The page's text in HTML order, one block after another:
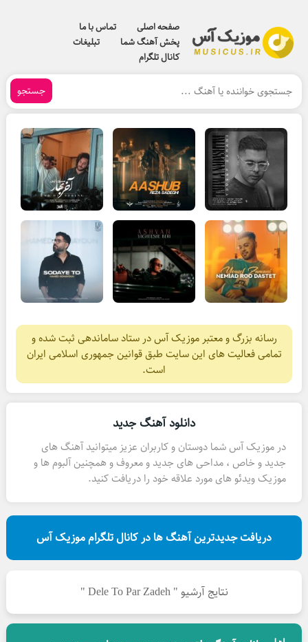
صفحه اصلی
تماس با ما
پخش آهنگ شما
تبلیغات
کانال تلگرام
جستجو
رسانه بزرگ و معتبر موزیک آس در ستاد ساماندهی ثبت شده و
تمامی فعالیت های این سایت طبق قوانین جمهوری اسلامی ایران
است.
دانلود آهنگ جدید
در موزیک آس شما دوستان و کاربران عزیز میتوانید آهنگ های
جدید و خاص ، مداحی های جدید و معروف و همچنین آلبوم ها و
موزیک ویدئو های مورد علاقه خود را دریافت کنید.
دریافت جدیدترین آهنگ ها در کانال تلگرام موزیک آس
نتایج آرشیو " Dele To Par Zadeh "